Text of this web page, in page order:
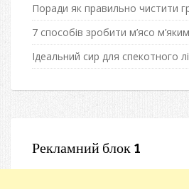
Поради як правильно чистити
7 способів зробити м’ясо
Ідеальний сир для спекотного
Рекламний блок 1